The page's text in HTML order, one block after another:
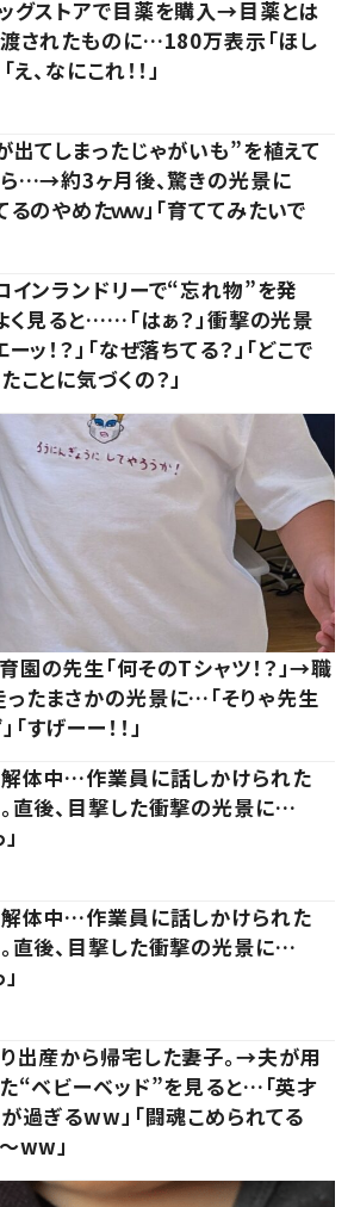
グストアで目薬を購入→目薬とは
されたものに…180万表示「ほし
え、なにこれ！！」
出てしまったじゃがいも”を植えて
…→約3ヶ月後、驚きの光景に
るのやめたｗｗ」「育ててみたいで
インランドリーで“忘れ物”を発
く見ると……「はぁ？」衝撃の光景
ーッ！？」「なぜ落ちてる？」「どこで
ことに気づくの？」
園の先生「何そのTシャツ！？」→職
たまさかの光景に…「そりゃ先生
すげーー！！」
体中…作業員に話しかけられた
直後、目撃した衝撃の光景に…
体中…作業員に話しかけられた
直後、目撃した衝撃の光景に…
出産から帰宅した妻子。→夫が用
“ベビーベッド”を見ると…「英才
過ぎるww」「闘魂こめられてる
ww」